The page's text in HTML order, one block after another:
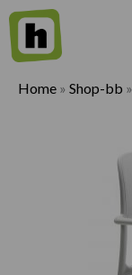
Home » Shop-bb »